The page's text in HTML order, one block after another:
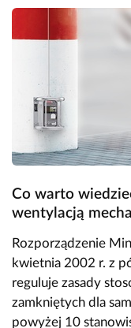
Co warto
wentylacją
Rozporządzenie
kwietnia 2002 r. z
reguluje zasady
zamkniętych dla
powyżej 10